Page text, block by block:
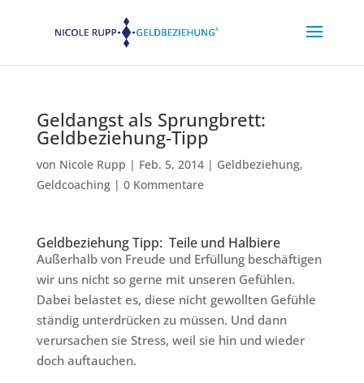
Geldangst als Sprungbrett:
Geldbeziehung-Tipp
von Nicole Rupp | Feb. 5, 2014| Geldbeziehung,
Geldcoaching| 0 Kommentare
Geldbeziehung Tipp: Teile und Halbiere
Außerhalb von Freude und Erfüllung beschäftigen
wir uns nicht so gerne mit unseren Gefühlen.
Dabei belastet es, diese nicht gewollten Gefühle
ständig unterdrücken zu müssen. Und dann
verursachen sie Stress, weil sie hin und wieder
doch auftauchen.